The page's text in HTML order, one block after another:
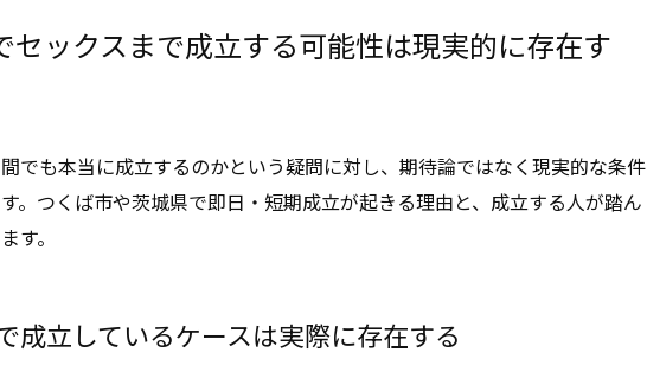
セックスまで成立する可能性は現実的に存在す
でも本当に成立するのかという疑問に対し、期待論ではなく現実的な条件
。つくば市や茨城県で即日・短期成立が起きる理由と、成立する人が踏ん
す。
成立しているケースは実際に存在する